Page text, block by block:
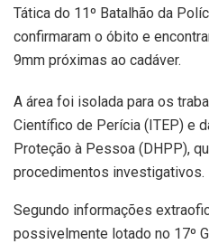
Tática do 11º Batalhão da
confirmaram o óbito e
9mm próximas ao cadáver.
A área foi isolada para os
Científico de Perícia (ITEP) e
Proteção à Pessoa (DHPP),
procedimentos investigativos.
Segundo informações
possivelmente lotado no 17º